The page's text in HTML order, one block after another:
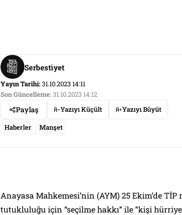
Serbestiyet
Yayın Tarihi:31.10.2023 14:11
Son Güncelleme:31.10.2023 14:12
Paylaş Yazıyı Küçült
Yazıyı Büyüt
Haberler
Manşet
Anayasa Mahkemesi’nin (AYM) 25 Ekim’de
tutukluluğu için “seçilme hakkı” ile “kişi